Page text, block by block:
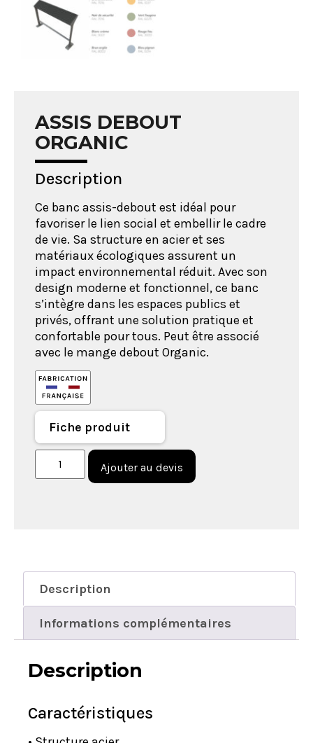
ASSIS DEBOUT
ORGANIC
Description
Ce banc assis-debout est idéal pour
favoriser le lien social et embellir le cadre
de vie. Sa structure en acier et ses
matériaux écologiques assurent un
impact environnemental réduit. Avec son
design moderne et fonctionnel, ce banc
s’intègre dans les espaces publics et
privés, offrant une solution pratique et
confortable pour tous. Peut être associé
avec le mange debout Organic.
Fiche produit
Ajouter au devis
Description
Informations complémentaires
Description
Caractéristiques